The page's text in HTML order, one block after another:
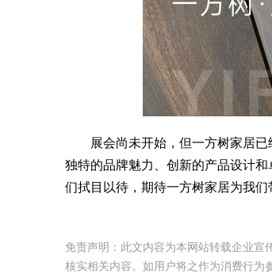
展会尚未开始，但一方树家居已
独特的品牌魅力、创新的产品设计
们拭目以待，期待一方树家居为我
免责声明：此文内容为本网站转载企业宣
核实相关内容。如用户将之作为消费行为